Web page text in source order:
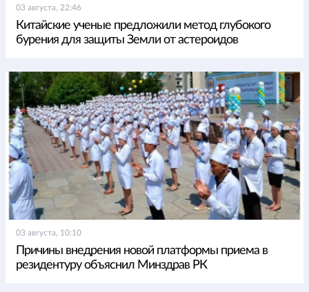
03 августа, 22:46
Китайские ученые предложили метод глубокого
бурения для защиты Земли от астероидов
03 августа, 10:10
Причины внедрения новой платформы приема в
резидентуру объяснил Минздрав РК